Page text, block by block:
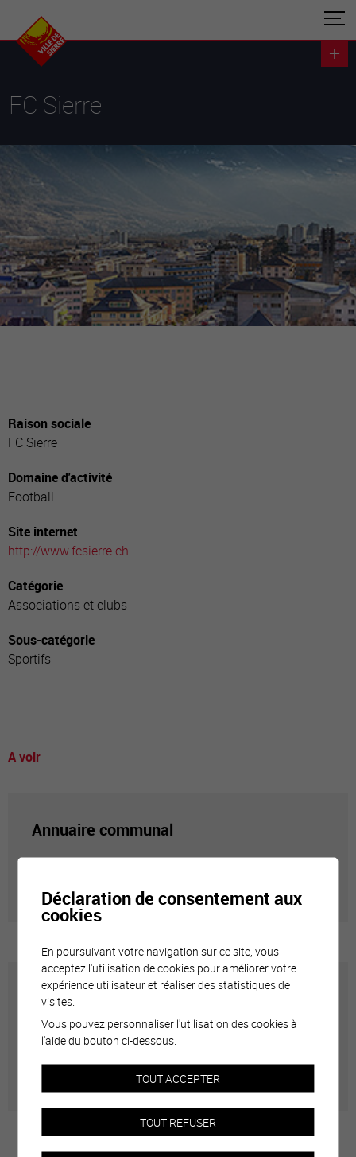
FC Sierre
Raison sociale
FC Sierre
Domaine d'activité
Football
Site internet
http://www.fcsierre.ch
Catégorie
Associations et clubs
Sous-catégorie
Sportifs
A voir
Annuaire communal
Carte interactive
Géolocalisation de tous les points d'intérêt de la Ville
de Sierre.
Déclaration de consentement aux
cookies
En poursuivant votre navigation sur ce site, vous
acceptez l'utilisation de cookies pour améliorer votre
expérience utilisateur et réaliser des statistiques de
visites.
Vous pouvez personnaliser l'utilisation des cookies à
l'aide du bouton ci-dessous.
TOUT ACCEPTER
TOUT REFUSER